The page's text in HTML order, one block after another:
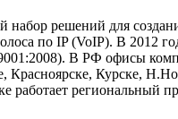
решений для
по IP (VoIP). В 2012
В РФ офисы
Красноярске, Курске,
региональный